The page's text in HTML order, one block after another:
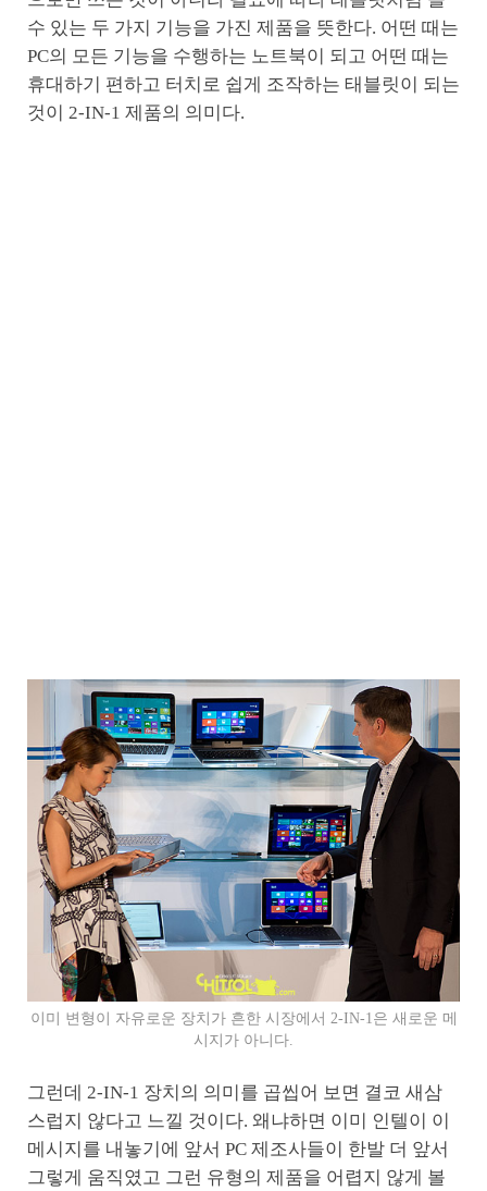
수 있는 두 가지 기능을 가진 제품을 뜻한다. 어떤 때는
PC의 모든 기능을 수행하는 노트북이 되고 어떤 때는
휴대하기 편하고 터치로 쉽게 조작하는 태블릿이 되는
것이 2-IN-1 제품의 의미다.
이미 변형이 자유로운 장치가 흔한 시장에서 2-IN-1은 새로운 메
시지가 아니다.
그런데 2-IN-1 장치의 의미를 곱씹어 보면 결코 새삼
스럽지 않다고 느낄 것이다. 왜냐하면 이미 인텔이 이
메시지를 내놓기에 앞서 PC 제조사들이 한발 더 앞서
그렇게 움직였고 그런 유형의 제품을 어렵지 않게 볼